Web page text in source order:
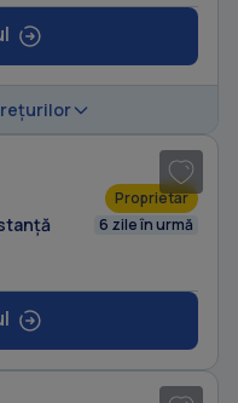
Proprietar
6 zile în urmă